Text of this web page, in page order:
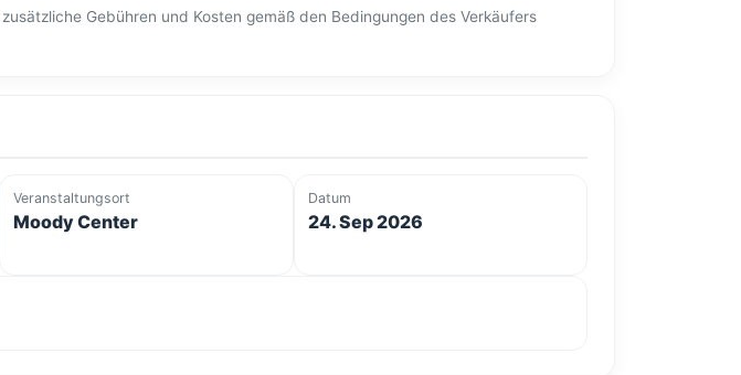
Gebühren und Kosten gemäß den Bedingungen des Verkäufers
Veranstaltungsort
Moody Center
Datum
24. Sep 2026